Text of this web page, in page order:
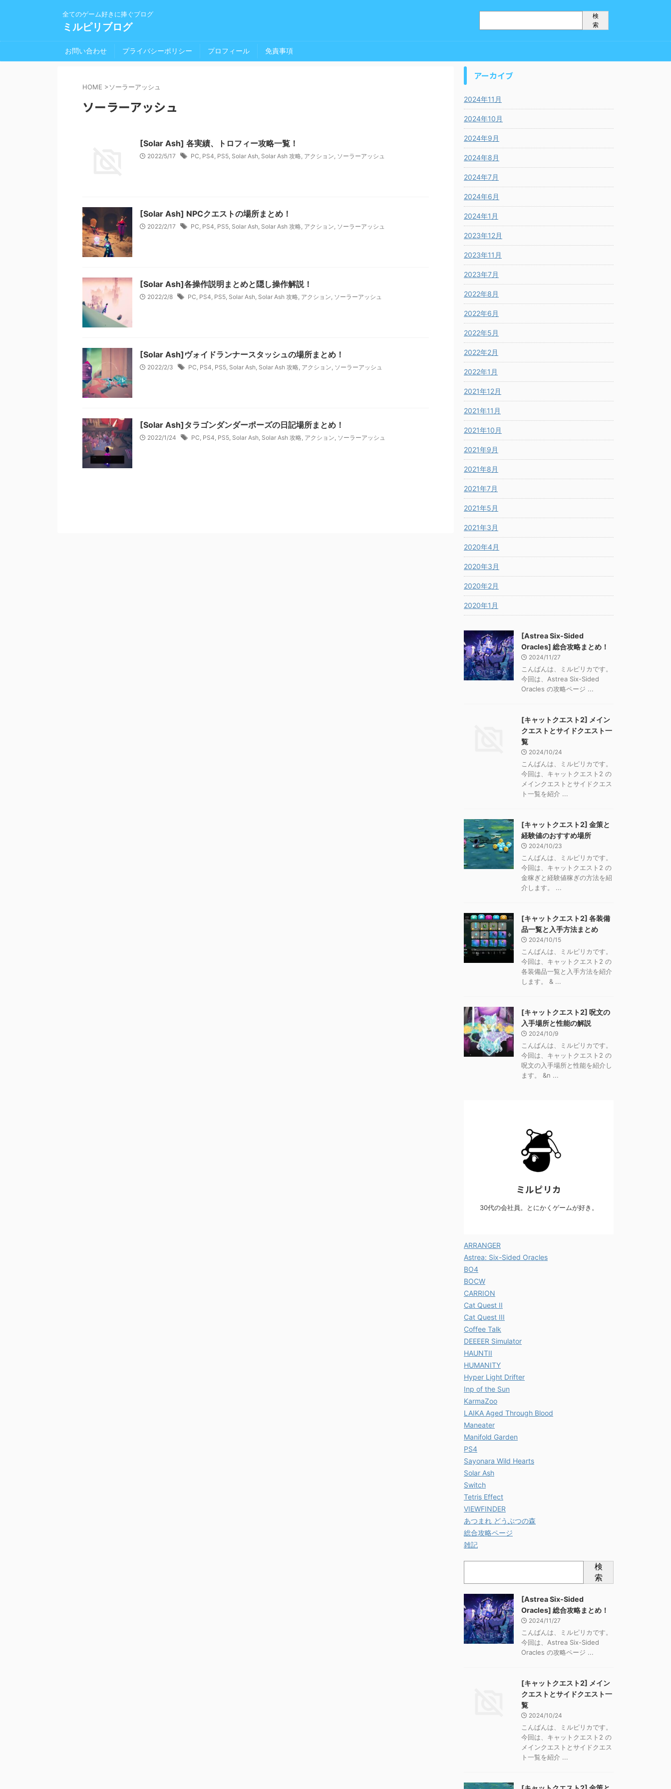
全てのゲーム好きに捧ぐブログ
ミルピリブログ
検
索
お問い合わせ プライバシーポリシー プロフィール 免責事項
HOME >ソーラーアッシュ
ソーラーアッシュ
[Solar Ash] 各実績、トロフィー攻略一覧！
2022/5/17 PC, PS4, PS5, Solar Ash, Solar Ash 攻略, アクション, ソーラーアッシュ
[Solar Ash] NPCクエストの場所まとめ！
2022/2/17 PC, PS4, PS5, Solar Ash, Solar Ash 攻略, アクション, ソーラーアッシュ
[Solar Ash]各操作説明まとめと隠し操作解説！
2022/2/8 PC, PS4, PS5, Solar Ash, Solar Ash 攻略, アクション, ソーラーアッシュ
[Solar Ash]ヴォイドランナースタッシュの場所まとめ！
2022/2/3 PC, PS4, PS5, Solar Ash, Solar Ash 攻略, アクション, ソーラーアッシュ
[Solar Ash]タラゴンダンダーポーズの日記場所まとめ！
2022/1/24 PC, PS4, PS5, Solar Ash, Solar Ash 攻略, アクション, ソーラーアッシュ
アーカイブ
2024年11月
2024年10月
2024年9月
2024年8月
2024年7月
2024年6月
2024年1月
2023年12月
2023年11月
2023年7月
2022年8月
2022年6月
2022年5月
2022年2月
2022年1月
2021年12月
2021年11月
2021年10月
2021年9月
2021年8月
2021年7月
2021年5月
2021年3月
2020年4月
2020年3月
2020年2月
2020年1月
[Astrea Six-Sided
Oracles] 総合攻略まとめ！
2024/11/27
こんばんは、ミルピリカです。
今回は、Astrea Six-Sided
Oracles の攻略ページ ...
[キャットクエスト2] メイン
クエストとサイドクエスト一
覧
2024/10/24
こんばんは、ミルピリカです。
今回は、キャットクエスト2 の
メインクエストとサイドクエス
ト一覧を紹介 ...
[キャットクエスト2] 金策と
経験値のおすすめ場所
2024/10/23
こんばんは、ミルピリカです。
今回は、キャットクエスト2 の
金稼ぎと経験値稼ぎの方法を紹
介します。 ...
[キャットクエスト2] 各装備
品一覧と入手方法まとめ
2024/10/15
こんばんは、ミルピリカです。
今回は、キャットクエスト2 の
各装備品一覧と入手方法を紹介
します。 & ...
[キャットクエスト2] 呪文の
入手場所と性能の解説
2024/10/9
こんばんは、ミルピリカです。
今回は、キャットクエスト2 の
呪文の入手場所と性能を紹介し
ます。 &n ...
ミルピリカ
30代の会社員。とにかくゲームが好き。
ARRANGER
Astrea: Six-Sided Oracles
BO4
BOCW
CARRION
Cat Quest II
Cat Quest III
Coffee Talk
DEEEER Simulator
HAUNTII
HUMANITY
Hyper Light Drifter
Inp of the Sun
KarmaZoo
LAIKA Aged Through Blood
Maneater
Manifold Garden
PS4
Sayonara Wild Hearts
Solar Ash
Switch
Tetris Effect
VIEWFINDER
あつまれ どうぶつの森
総合攻略ページ
雑記
検
索
[Astrea Six-Sided
Oracles] 総合攻略まとめ！
2024/11/27
こんばんは、ミルピリカです。
今回は、Astrea Six-Sided
Oracles の攻略ページ ...
[キャットクエスト2] メイン
クエストとサイドクエスト一
覧
2024/10/24
こんばんは、ミルピリカです。
今回は、キャットクエスト2 の
メインクエストとサイドクエス
ト一覧を紹介 ...